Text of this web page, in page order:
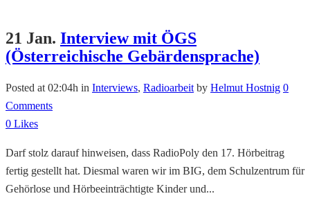
21 Jan. Interview mit ÖGS
(Österreichische Gebärdensprache)
Posted at 02:04h in Interviews, Radioarbeit by Helmut Hostnig 0
Comments
0 Likes
Darf stolz darauf hinweisen, dass RadioPoly den 17. Hörbeitrag
fertig gestellt hat. Diesmal waren wir im BIG, dem Schulzentrum für
Gehörlose und Hörbeeinträchtigte Kinder und...